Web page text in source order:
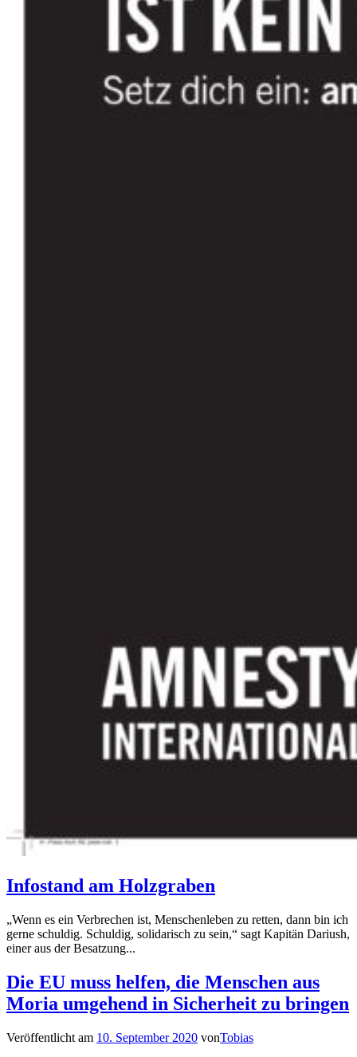
Infostand am Holzgraben
„Wenn es ein Verbrechen ist, Menschenleben zu retten, dann bin ich
gerne schuldig. Schuldig, solidarisch zu sein,“ sagt Kapitän Dariush,
einer aus der Besatzung...
Die EU muss helfen, die Menschen aus
Moria umgehend in Sicherheit zu bringen
Veröffentlicht am 10. September 2020 vonTobias